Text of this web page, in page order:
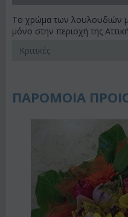
Το χρώμα των λουλουδιών
μόνο στην περιοχή της
Κριτικές
ΠΑΡΟΜΟΙΑ